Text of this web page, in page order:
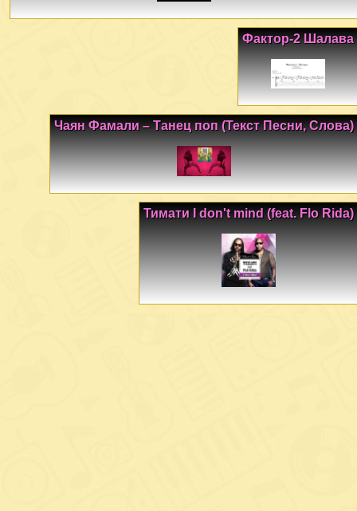
Фактор-2 Шалава
Чаян Фамали – Танец поп (Текст Песни, Слова)
Тимати I don't mind (feat. Flo Rida)